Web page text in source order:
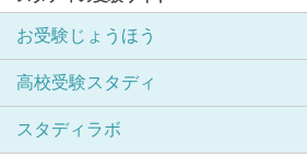
お受験じょうほう
高校受験スタディ
スタディラボ